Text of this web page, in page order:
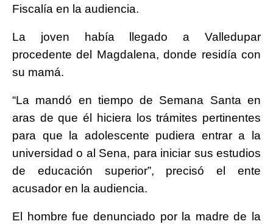
Fiscalía en la audiencia.
La joven había llegado a Valledupar
procedente del Magdalena, donde residía con
su mamá.
“La mandó en tiempo de Semana Santa en
aras de que él hiciera los trámites pertinentes
para que la adolescente pudiera entrar a la
universidad o al Sena, para iniciar sus estudios
de educación superior”, precisó el ente
acusador en la audiencia.
El hombre fue denunciado por la madre de la